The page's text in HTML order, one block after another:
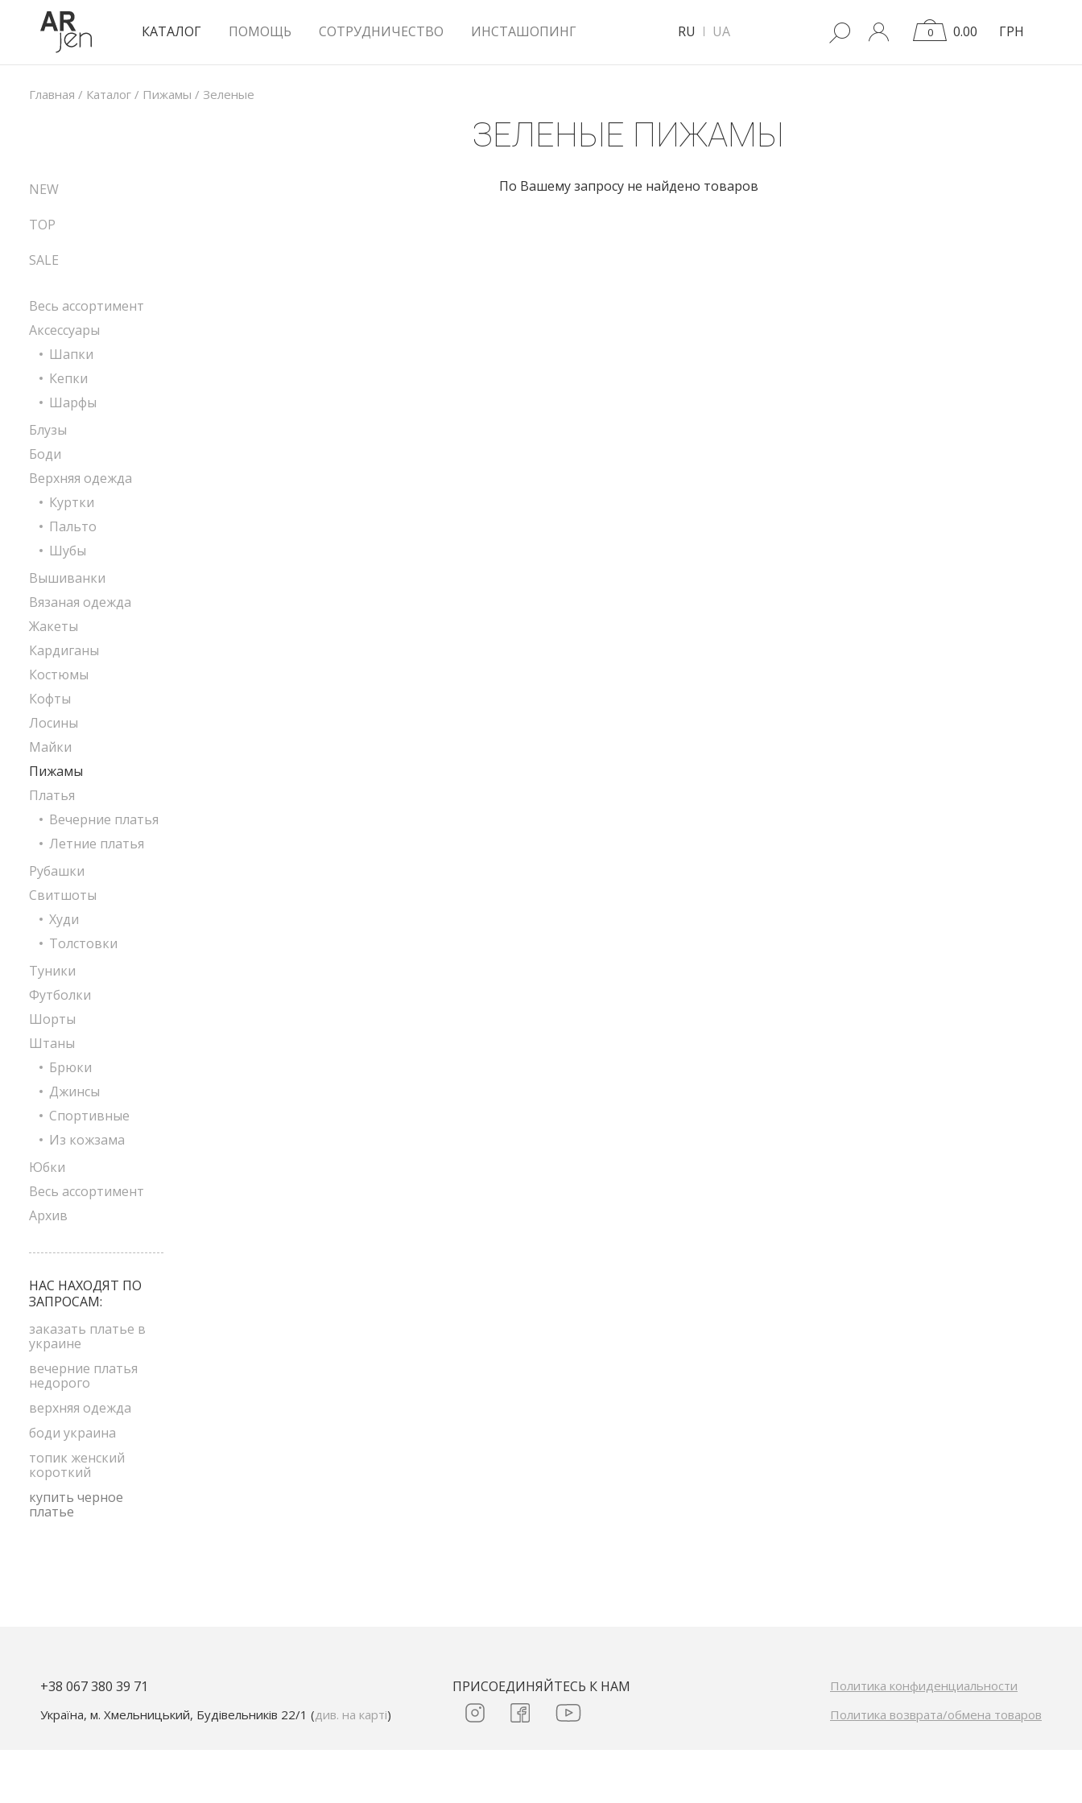
КАТАЛОГ ПОМОЩЬ СОТРУДНИЧЕСТВО ИНСТАШОПИНГ RU UA 0 0.00 ГРН
Главная / Каталог / Пижамы / Зеленые
ЗЕЛЕНЫЕ ПИЖАМЫ
По Вашему запросу не найдено товаров
NEW
TOP
SALE
Весь ассортимент
Аксессуары
Шапки
Кепки
Шарфы
Блузы
Боди
Верхняя одежда
Куртки
Пальто
Шубы
Вышиванки
Вязаная одежда
Жакеты
Кардиганы
Костюмы
Кофты
Лосины
Майки
Пижамы
Платья
Вечерние платья
Летние платья
Рубашки
Свитшоты
Худи
Толстовки
Туники
Футболки
Шорты
Штаны
Брюки
Джинсы
Спортивные
Из кожзама
Юбки
Весь ассортимент
Архив
НАС НАХОДЯТ ПО
ЗАПРОСАМ:
заказать платье в
украине
вечерние платья
недорого
верхняя одежда
боди украина
топик женский
короткий
купить черное
платье
+38 067 380 39 71
Україна, м. Хмельницький, Будівельників 22/1 (див. на карті)
ПРИСОЕДИНЯЙТЕСЬ К НАМ
Политика конфиденциальности
Политика возврата/обмена товаров